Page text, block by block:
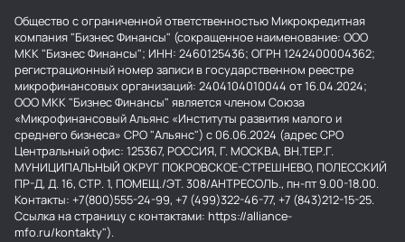
Общество с ограниченной ответственностью Микрокредитная
компания "Бизнес Финансы" (сокращенное наименование: ООО
МКК "Бизнес Финансы"; ИНН: 2460125436; ОГРН 1242400004362;
регистрационный номер записи в государственном реестре
микрофинансовых организаций: 2404104010044 от 16.04.2024;
ООО МКК "Бизнес Финансы" является членом Союза
«Микрофинансовый Альянс «Институты развития малого и
среднего бизнеса» СРО "Альянс") с 06.06.2024 (адрес СРО
Центральный офис: 125367, РОССИЯ, Г. МОСКВА, ВН.ТЕР.Г.
МУНИЦИПАЛЬНЫЙ ОКРУГ ПОКРОВСКОЕ-СТРЕШНЕВО, ПОЛЕССКИЙ
ПР-Д, Д. 16, СТР. 1, ПОМЕЩ./ЭТ. 308/АНТРЕСОЛЬ., пн-пт 9.00-18.00.
Контакты: +7(800)555-24-99, +7 (499)322-46-77, +7 (843)212-15-25.
Ссылка на страницу с контактами: https://alliance-
mfo.ru/kontakty").